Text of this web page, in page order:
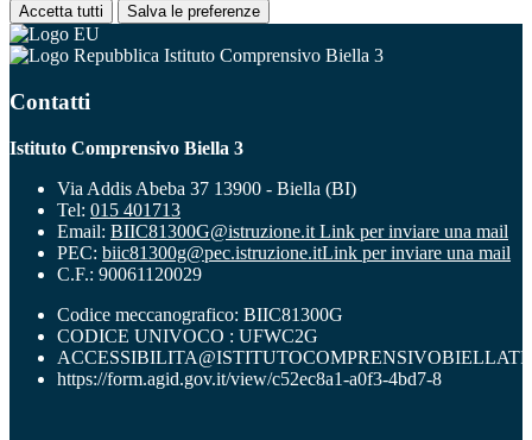
Accetta tutti Salva le preferenze
Istituto Comprensivo Biella 3
Contatti
Istituto Comprensivo Biella 3
Via Addis Abeba 37 13900 - Biella (BI)
Tel: 015 401713
Email: BIIC81300G@istruzione.it Link per inviare una mail
PEC: biic81300g@pec.istruzione.itLink per inviare una mail
C.F.: 90061120029
Codice meccanografico: BIIC81300G
CODICE UNIVOCO : UFWC2G
https://form.agid.gov.it/view/c52ec8a1-a0f3-4bd7-8